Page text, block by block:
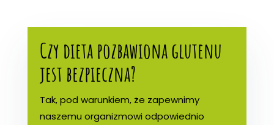
Czy dieta pozbawiona glutenu
jest bezpieczna?
Tak, pod warunkiem, że zapewnimy
naszemu organizmowi odpowiednio